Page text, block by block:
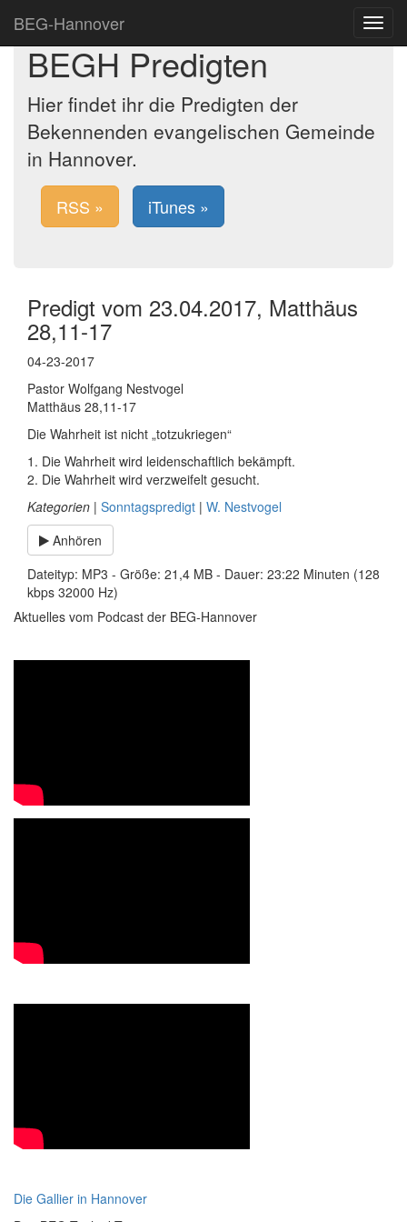
BEG-Hannover
Toggle
BEGH Predigten
Hier findet ihr die Predigten der
Bekennenden evangelischen Gemeinde
in Hannover.
RSS » iTunes »
Predigt vom 23.04.2017, Matthäus
28,11-17
04-23-2017
Pastor Wolfgang Nestvogel
Matthäus 28,11-17
Die Wahrheit ist nicht „totzukriegen“
1. Die Wahrheit wird leidenschaftlich bekämpft.
2. Die Wahrheit wird verzweifelt gesucht.
Kategorien | Sonntagspredigt | W. Nestvogel
Anhören
Dateityp: MP3 - Größe: 21,4 MB - Dauer: 23:22 Minuten (128
kbps 32000 Hz)
Aktuelles vom Podcast der BEG-Hannover
Die Gallier in Hannover